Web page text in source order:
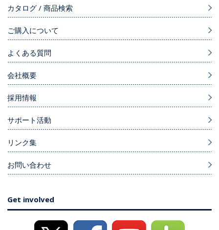
カタログ / 商品検索
ご購入について
よくある質問
会社概要
採用情報
サポート活動
リンク集
お問い合わせ
Get involved